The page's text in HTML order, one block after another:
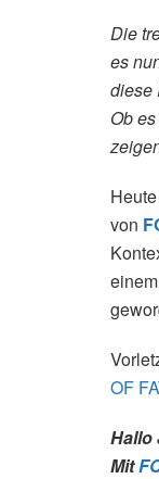
Die
es
diese
Ob
von
OF
Hallo
Mit